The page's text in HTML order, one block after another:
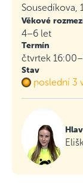
Sousedíkova,
Věkové
4–6 let
Termín
čtvrtek
Stav
poslední 3